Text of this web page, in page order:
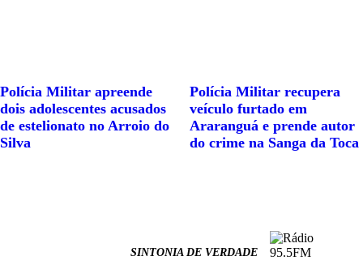
Polícia Militar apreende
dois adolescentes acusados
de estelionato no Arroio do
Silva
Polícia Militar recupera
veículo furtado em
Araranguá e prende autor
do crime na Sanga da Toca
SINTONIA DE VERDADE